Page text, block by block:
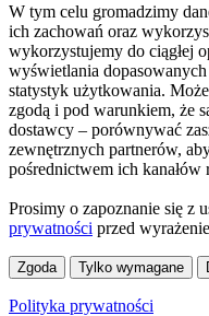
W tym celu gromadzimy
ich zachowań oraz
wykorzystujemy do ciągłej
wyświetlania
statystyk użytkowania.
zgodą i pod warunkiem, że
dostawcy – porównywać
zewnętrznych partnerów,
pośrednictwem ich
Prosimy o zapoznanie się z
prywatności przed
Zgoda Tylko wymagane
Polityka prywatności